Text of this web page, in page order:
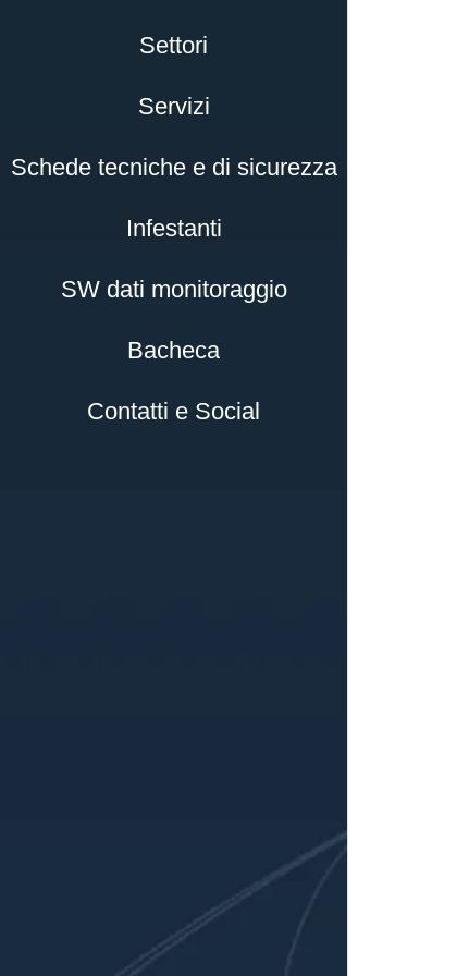
Settori
Servizi
Schede tecniche e di sicurezza
Infestanti
SW dati monitoraggio
Bacheca
Contatti e Social